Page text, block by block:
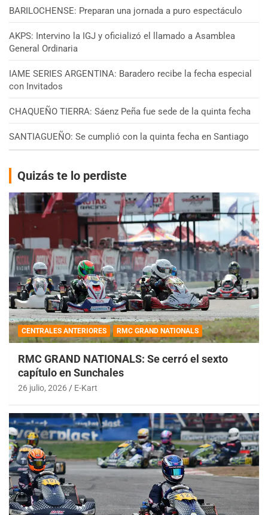
BARILOCHENSE: Preparan una jornada a puro espectáculo
AKPS: Intervino la IGJ y oficializó el llamado a Asamblea
General Ordinaria
IAME SERIES ARGENTINA: Baradero recibe la fecha especial
con Invitados
CHAQUEÑO TIERRA: Sáenz Peña fue sede de la quinta fecha
SANTIAGUEÑO: Se cumplió con la quinta fecha en Santiago
Quizás te lo perdiste
CENTRALES ANTERIORES RMC GRAND NATIONALS
RMC GRAND NATIONALS: Se cerró el sexto
capítulo en Sunchales
26 julio, 2026 E-Kart